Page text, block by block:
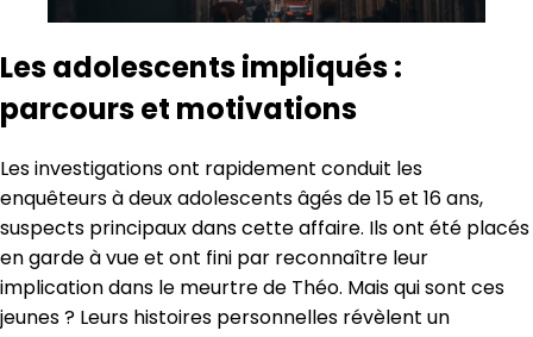
Les adolescents impliqués :
parcours et motivations
Les investigations ont rapidement conduit les
enquêteurs à deux adolescents âgés de 15 et 16 ans,
suspects principaux dans cette affaire. Ils ont été placés
en garde à vue et ont fini par reconnaître leur
implication dans le meurtre de Théo. Mais qui sont ces
jeunes ? Leurs histoires personnelles révèlent un